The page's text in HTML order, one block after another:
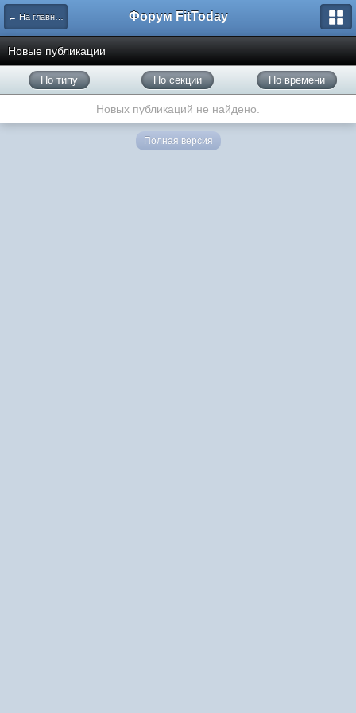
← На главную Форум FitToday
Новые публикации
По типу По секции По времени
Новых публикаций не найдено.
Полная версия